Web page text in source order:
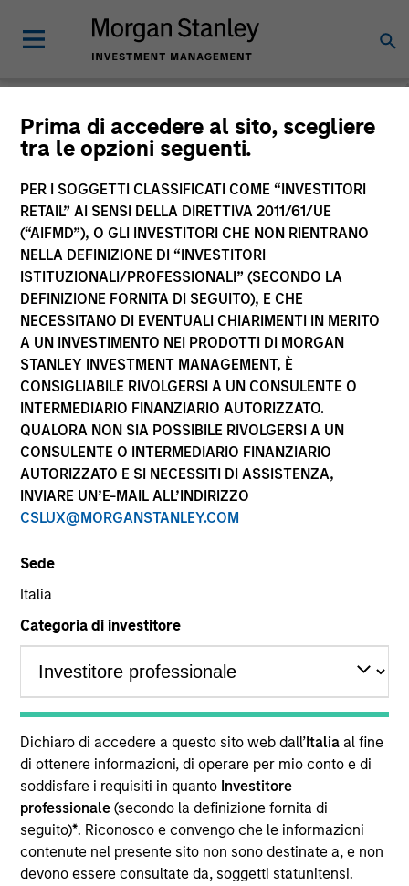
Prima di accedere al sito, scegliere
tra le opzioni seguenti.
PER I SOGGETTI CLASSIFICATI COME “INVESTITORI
RETAIL” AI SENSI DELLA DIRETTIVA 2011/61/UE
(“AIFMD”), O GLI INVESTITORI CHE NON RIENTRANO
NELLA DEFINIZIONE DI “INVESTITORI
ISTITUZIONALI/PROFESSIONALI” (SECONDO LA
DEFINIZIONE FORNITA DI SEGUITO), E CHE
NECESSITANO DI EVENTUALI CHIARIMENTI IN MERITO
A UN INVESTIMENTO NEI PRODOTTI DI MORGAN
STANLEY INVESTMENT MANAGEMENT, È
CONSIGLIABILE RIVOLGERSI A UN CONSULENTE O
INTERMEDIARIO FINANZIARIO AUTORIZZATO.
QUALORA NON SIA POSSIBILE RIVOLGERSI A UN
CONSULENTE O INTERMEDIARIO FINANZIARIO
AUTORIZZATO E SI NECESSITI DI ASSISTENZA,
INVIARE UN’E-MAIL ALL’INDIRIZZO
CSLUX@MORGANSTANLEY.COM
Sede
Italia
Categoria di investitore
Dichiaro di accedere a questo sito web dall’Italia al fine
di ottenere informazioni, di operare per mio conto e di
soddisfare i requisiti in quanto Investitore
professionale(secondo la definizione fornita di
seguito)*. Riconosco e convengo che le informazioni
contenute nel presente sito non sono destinate a, e non
devono essere consultate da, soggetti statunitensi.
Morgan Stanley
Investment Funds
La presente comunicazione ha carattere promozionale.
La performance passata non è un indicatore affidabile dei
risultati futuri. I rendimenti possono aumentare o diminuire
per effetto delle oscillazioni valutarie. Tutti i dati di
performance sono calcolati in base al valore del
patrimonio netto (NAV), al netto delle spese, e non
comprendono le commissioni e gli oneri relativi
all’emissione e al rimborso delle quote. Tutti i dati relativi
alle performance e agli indici sono tratti da Morgan
Stanley Investment Management.
Rendimenti nell’anno solare.
*Devise de référence du fonds
Comparti di Morgan Stanley Investment Funds, una
società di investimento a capitale variabile di diritto
lussemburghese. (la “Società”) è registrata nel
Granducato di Lussemburgo come organismo
d’investimento collettivo ai sensi della Parte 1 della Legge
del 17 dicembre 2010 e successive modifiche. La Società è
un organismo d’investimento collettivo in valori mobiliari
(“OICVM”).